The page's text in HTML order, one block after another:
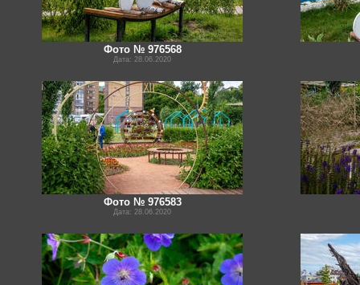
Фото № 976568
Дата: 28.06.2020
Фото № 976583
Дата: 28.06.2020